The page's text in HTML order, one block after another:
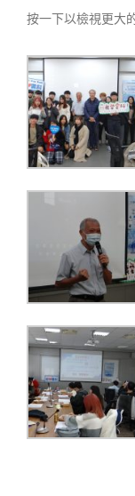
按一下以檢視更大